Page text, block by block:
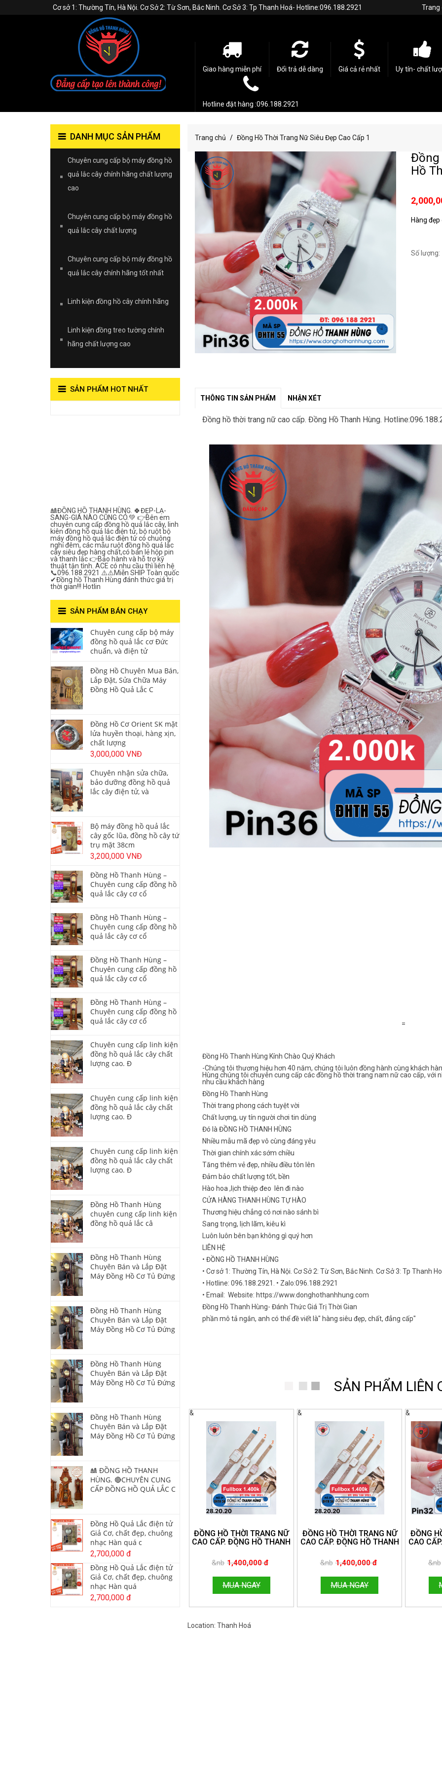
Trang
Cơ sở 1: Thường Tín, Hà Nội. Cơ Sở 2: Từ Sơn, Bắc Ninh. Cơ Sở 3: Tp Thanh Hoá- Hotline:096.188.2921
Giao hàng miễn phí Đổi trả dễ dàng Giá cả rẻ nhất Uy tín- chất
Hotline đặt hàng :096.188.2921
Trang chủ Đồng Hồ Thời Trang Nữ Siêu Đẹp Cao Cấp 1
Đồng
Hồ
Hàng
Số lượng:
THÔNG TIN SẢN PHẨM NHẬN XÉT
Đồng hồ thời trang nữ cao cấp. Đồng Hồ Thanh Hùng.
=
Đồng Hồ Thanh Hùng Kính Chào Quý Khách
-Chúng tôi thương hiệu hơn 40 năm, chúng tôi luôn đồng hành cùng khách
Hùng chúng tôi chuyên cung cấp các đồng hồ thời trang nam nữ cao cấp, với
nhu cầu khách hàng
Đồng Hồ Thanh Hùng
Thời trang phong cách tuyệt vời
Chất lượng, uy tín người chơi tin dùng
Đó là ĐỒNG HỒ THANH HÙNG
Nhiều mẫu mã đẹp vô cùng đáng yêu
Thời gian chính xác sớm chiều
Tăng thêm vẻ đẹp, nhiều điều tôn lên
Đảm bảo chất lượng tốt, bền
Hào hoa ,lịch thiệp đeo lên đi nào
CỬA HÀNG THANH HÙNG TỰ HÀO
Thương hiệu chẳng có nơi nào sánh bì
Sang trọng, lịch lãm, kiêu kì
Luôn luôn bên bạn không gì quý hơn
LIÊN HỆ
• ĐỒNG HỒ THANH HÙNG
• Cơ sở 1: Thường Tín, Hà Nội. Cơ Sở 2: Từ Sơn, Bắc Ninh. Cơ Sở 3: Tp Thanh
• Hotline: 096.188.2921. • Zalo:096.188.2921
• Email: Website: https://www.donghothanhhung.com
Đồng Hồ Thanh Hùng- Đánh Thức Giá Trị Thời Gian
phần mô tả ngắn, anh có thể đề viết là" hàng siêu đẹp, chất, đẳng cấp"
SẢN PHẨM LIÊN
&
ĐỒNG HỒ THỜI TRANG NỮ
CAO CẤP. ĐỒNG HỒ THANH
HOTLINE:096.188.2921
&nb 1,400,000 đ
MUA NGAY
&
ĐỒNG HỒ THỜI TRANG NỮ
CAO CẤP. ĐỒNG HỒ THANH
HOTLINE:096.188.2921
&nb 1,400,000 đ
MUA NGAY
&
ĐỒNG
CAO
&nb
Location: Thanh Hoá
DANH MỤC SẢN PHẨM
Chuyên cung cấp bộ máy đồng hồ
quả lắc cây chính hãng chất lượng
cao
Chuyên cung cấp bộ máy đồng hồ
quả lắc cây chất lượng
Chuyên cung cấp bộ máy đồng hồ
quả lắc cây chính hãng tốt nhất
Linh kiện đồng hồ cây chính hãng
Linh kiện đồng treo tường chính
hãng chất lượng cao
SẢN PHẨM HOT NHẤT
🎎ĐỒNG HỒ THANH HÙNG. 🍀ĐẸP-LẠ-
SANG-GIÁ NÀO CŨNG CÓ.💚 👉Bên em
chuyên cung cấp đồng hồ quả lắc cây, linh
kiên đồng hồ quả lắc điện tử, bộ ruột bộ
máy đồng hồ quả lắc điện tử có chuông
nghỉ đêm, các mẫu ruột đồng hồ quả lắc
cây siêu đẹp hàng chất,có bán lẻ hộp pin
và thanh lắc 👉Bảo hành và hỗ trợ kỹ
thuật tận tình. ACE có nhu cầu thì liên hệ
📞096.188.2921 ⚠️⚠️Miễn SHIP Toàn quốc
✔Đồng hồ Thanh Hùng đánh thức giá trị
thời gian!!! Hotlin
SẢN PHẨM BÁN CHẠY
Chuyên cung cấp bộ máy
đồng hồ quả lắc cơ Đức
chuẩn, và điện tử
Đồng Hồ Chuyên Mua Bán,
Lắp Đặt, Sửa Chữa Máy
Đồng Hồ Quả Lắc C
Đồng Hồ Cơ Orient SK mặt
lửa huyền thoại, hàng xịn,
chất lượng
3,000,000 VNĐ
Chuyên nhận sửa chữa,
bảo dưỡng đồng hồ quả
lắc cây điện tử, và
Bộ máy đồng hồ quả lắc
cây gốc lũa, đồng hồ cây tứ
trụ mặt 38cm
3,200,000 VNĐ
Đồng Hồ Thanh Hùng –
Chuyên cung cấp đồng hồ
quả lắc cây cơ cổ
Đồng Hồ Thanh Hùng –
Chuyên cung cấp đồng hồ
quả lắc cây cơ cổ
Đồng Hồ Thanh Hùng –
Chuyên cung cấp đồng hồ
quả lắc cây cơ cổ
Đồng Hồ Thanh Hùng –
Chuyên cung cấp đồng hồ
quả lắc cây cơ cổ
Chuyên cung cấp linh kiện
đồng hồ quả lắc cây chất
lượng cao. Đ
Chuyên cung cấp linh kiện
đồng hồ quả lắc cây chất
lượng cao. Đ
Chuyên cung cấp linh kiện
đồng hồ quả lắc cây chất
lượng cao. Đ
Đồng Hồ Thanh Hùng
chuyên cung cấp linh kiện
đồng hồ quả lắc câ
Đồng Hồ Thanh Hùng
Chuyên Bán và Lắp Đặt
Máy Đồng Hồ Cơ Tủ Đứng
Đồng Hồ Thanh Hùng
Chuyên Bán và Lắp Đặt
Máy Đồng Hồ Cơ Tủ Đứng
Đồng Hồ Thanh Hùng
Chuyên Bán và Lắp Đặt
Máy Đồng Hồ Cơ Tủ Đứng
Đồng Hồ Thanh Hùng
Chuyên Bán và Lắp Đặt
Máy Đồng Hồ Cơ Tủ Đứng
🎎 ĐỒNG HỒ THANH
HÙNG. 🔴CHUYÊN CUNG
CẤP ĐỒNG HỒ QUẢ LẮC C
Đồng Hồ Quả Lắc điện tử
Giả Cơ, chất đẹp, chuông
nhạc Hàn quá c
2,700,000 đ
Đồng Hồ Quả Lắc điện tử
Giả Cơ, chất đẹp, chuông
nhạc Hàn quá
2,700,000 đ